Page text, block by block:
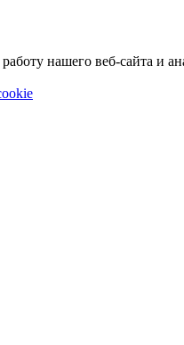
нашего веб-сайта и